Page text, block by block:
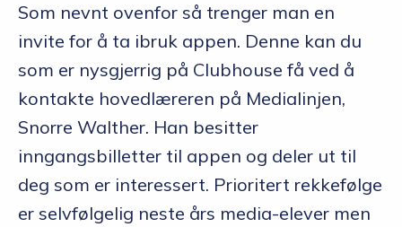
Som nevnt ovenfor så trenger man en
invite for å ta ibruk appen. Denne kan du
som er nysgjerrig på Clubhouse få ved å
kontakte hovedlæreren på Medialinjen,
Snorre Walther. Han besitter
inngangsbilletter til appen og deler ut til
deg som er interessert. Prioritert rekkefølge
er selvfølgelig neste års media-elever men